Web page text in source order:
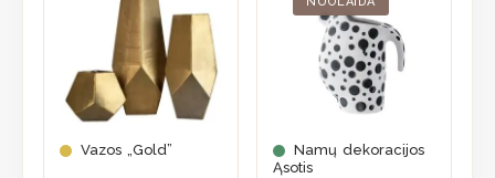
Vazos „Gold”
multiple
variants.
The
options
may
Namų dekoracijos
Ąsotis
56,90 €.
39,83 €.